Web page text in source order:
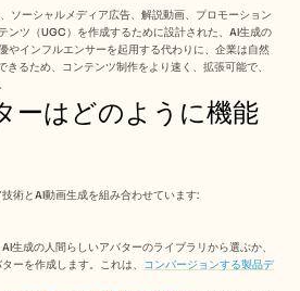
ソーシャルメディア広告、解説動画、プロモーション
ンツ（UGC）を作成するために設計された、AI生成の
やインフルエンサーを起用する代わりに、企業は自然
るため、コンテンツ制作をより速く、拡張可能で、
ーはどのように機能
術とAI動画生成を組み合わせています:
生成の人間らしいアバターのライブラリから選ぶか、
ーを作成します。これは、 コンバージョンする製品デ